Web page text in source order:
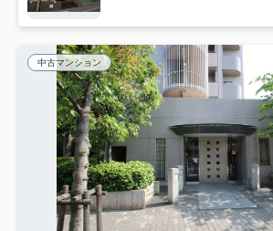
中古マンション